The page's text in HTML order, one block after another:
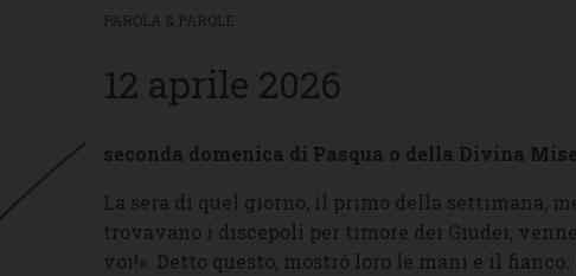
PAROLA & PAROLE
12 aprile 2026
seconda domenica di Pasqua o della Divina
La sera di quel giorno, il primo della settimana,
trovavano i discepoli per timore dei Giudei, venne
voi!». Detto questo, mostrò loro le mani e il